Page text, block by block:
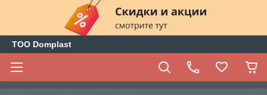
ТОО Domplast